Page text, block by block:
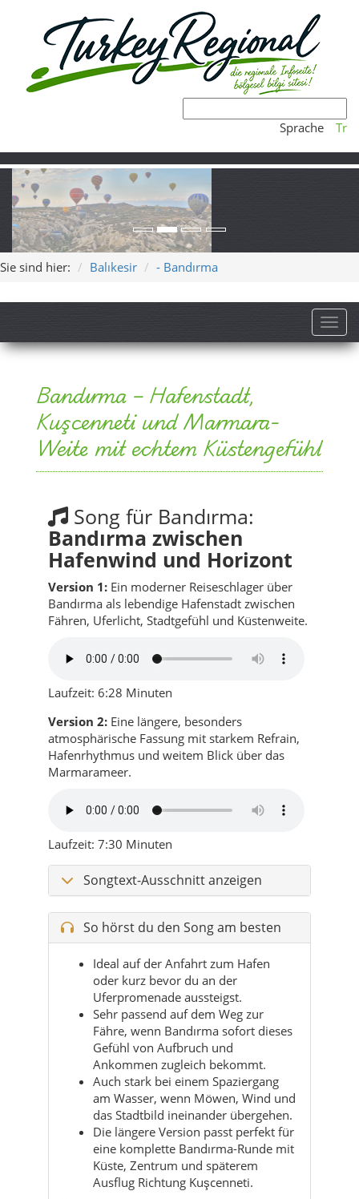
Sprache Tr
Sie sind hier: Balıkesir - Bandırma
Bandırma – Hafenstadt,
Kuşcenneti und Marmara-
Weite mit echtem Küstengefühl
Song für Bandırma:
Bandırma zwischen
Hafenwind und Horizont
Version 1:
Bandırma als lebendige Hafenstadt zwischen
Fähren, Uferlicht, Stadtgefühl und Küstenweite.
Laufzeit: 6:28 Minuten
atmosphärische Fassung mit starkem Refrain,
Marmarameer.
Laufzeit: 7:30 Minuten
So hörst du den Song am besten
Ideal auf der Anfahrt zum Hafen
oder kurz bevor du an der
Uferpromenade aussteigst.
Sehr passend auf dem Weg zur
Fähre, wenn Bandırma sofort dieses
Gefühl von Aufbruch und
Ankommen zugleich bekommt.
Auch stark bei einem Spaziergang
am Wasser, wenn Möwen, Wind und
das Stadtbild ineinander übergehen.
Die längere Version passt perfekt für
eine komplette Bandırma-Runde mit
Küste, Zentrum und späterem
Ausflug Richtung Kuşcenneti.
Spiel den Song an, bevor du an der
Küste entlanggehst – die Stimmung passt
perfekt zum ersten Blick auf Hafen,
Marmarameer und das lebendige
Bandırma-Gefühl.